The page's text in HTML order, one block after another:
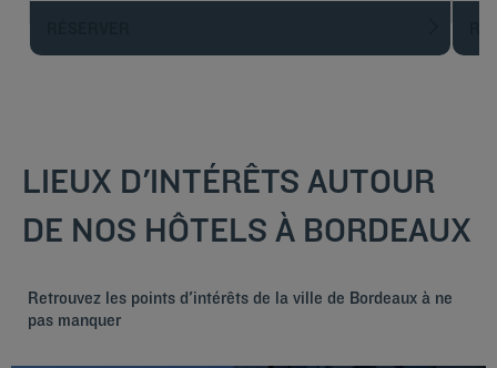
LIEUX D'INTÉRÊTS AUTOUR
DE NOS HÔTELS À BORDEAUX
Retrouvez les points d'intérêts de la ville de Bordeaux à ne
pas manquer